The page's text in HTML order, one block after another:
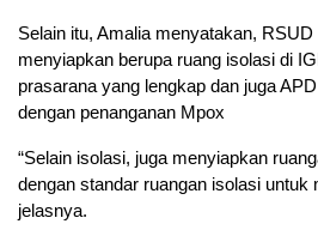
Selain itu, Amalia menyatakan,
menyiapkan berupa ruang isolasi di
prasarana yang lengkap dan juga
dengan penanganan Mpox
“Selain isolasi, juga menyiapkan
dengan standar ruangan isolasi untuk
jelasnya.